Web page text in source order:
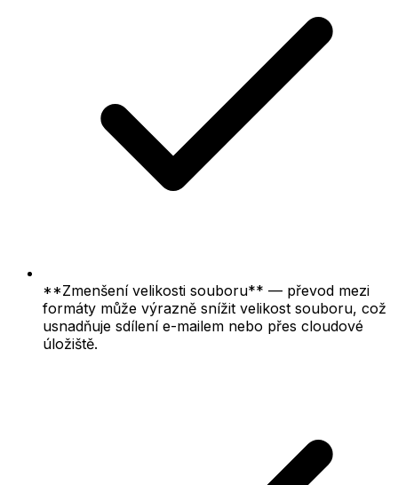
**Zmenšení velikosti souboru** — převod mezi
formáty může výrazně snížit velikost souboru, což
usnadňuje sdílení e-mailem nebo přes cloudové
úložiště.